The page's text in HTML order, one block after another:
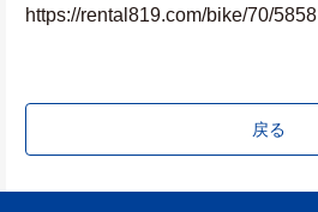
https://rental819.com/bike/70/5858
戻る